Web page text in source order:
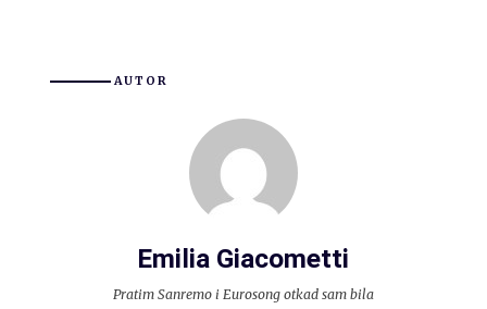
AUTOR
Emilia Giacometti
Pratim Sanremo i Eurosong otkad sam bila